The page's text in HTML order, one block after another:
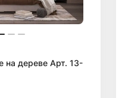
на дереве Арт. 13-